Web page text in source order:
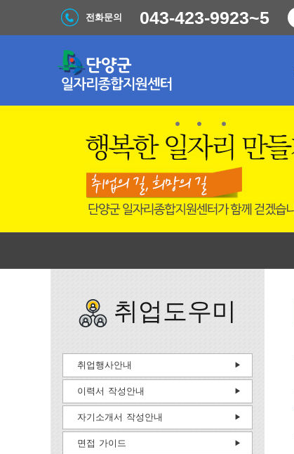
전화문의 043-423-9923~5
취업도우미
취업행사안내
이력서 작성안내
자기소개서 작성안내
면접 가이드